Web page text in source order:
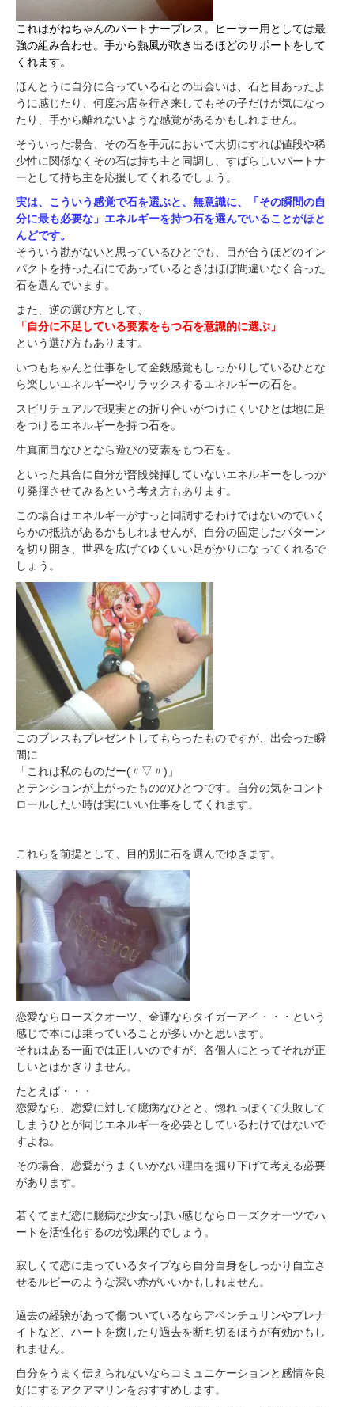
これはがねちゃんのパートナーブレス。ヒーラー用としては最
強の組み合わせ。 手から熱風が吹き出るほどのサポートをして
くれます。
ほんとうに自分に合っている石との出会いは、石と目あったよ
うに感じたり、何度お店を行き来してもその子だけが気になっ
たり、手から離れないような感覚があるかもしれません。
そういった場合、その石を手元において大切にすれば値段や稀
少性に関係なくその石は持ち主と同調し、すばらしいパートナ
ーとして持ち主を応援してくれるでしょう。
実は、こういう感覚で石を選ぶと、無意識に、「その瞬間の自
分に最も必要な」エネルギーを持つ石を選んでいることがほと
んどです。
そういう勘がないと思っているひとでも、目が合うほどのイン
パクトを持った石にであっているときはほぼ間違いなく合った
石を選んでいます。
また、逆の選び方として、
「自分に不足している要素をもつ石を意識的に選ぶ」
という選び方もあります。
いつもちゃんと仕事をして金銭感覚もしっかりしているひとな
ら楽しいエネルギーやリラックスするエネルギーの石を。
スピリチュアルで現実との折り合いがつけにくいひとは地に足
をつけるエネルギーを持つ石を。
生真面目なひとなら遊びの要素をもつ石を。
といった具合に自分が普段発揮していないエネルギーをしっか
り発揮させてみるという考え方もあります。
この場合はエネルギーがすっと同調するわけではないのでいく
らかの抵抗があるかもしれませんが、自分の固定したパターン
を切り開き、世界を広げてゆくいい足がかりになってくれるで
しょう。
このブレスもプレゼントしてもらったものですが、出会った瞬
間に
「これは私のものだー(〃▽〃)」
とテンションが上がったもののひとつです。自分の気をコント
ロールしたい時は実にいい仕事をしてくれます。
これらを前提として、目的別に石を選んでゆきます。
恋愛ならローズクオーツ、金運ならタイガーアイ・・・という
感じで本には乗っていることが多いかと思います。
それはある一面では正しいのですが、各個人にとってそれが正
しいとはかぎりません。
たとえば・・・
恋愛なら、恋愛に対して臆病なひとと、惚れっぽくて失敗して
しまうひとが同じエネルギーを必要としているわけではないで
すよね。
その場合、恋愛がうまくいかない理由を掘り下げて考える必要
があります。
若くてまだ恋に臆病な少女っぽい感じならローズクオーツでハ
ートを活性化するのが効果的でしょう。
寂しくて恋に走っているタイプなら自分自身をしっかり自立さ
せるルビーのような深い赤がいいかもしれません。
過去の経験があって傷ついているならアベンチュリンやプレナ
イトなど、ハートを癒したり過去を断ち切るほうが有効かもし
れません。
自分をうまく伝えられないならコミュニケーションと感情を良
好にするアクアマリンをおすすめします。